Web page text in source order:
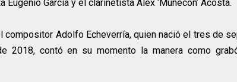
Eugenio García y el clarinetista Alex ‘Muñecón’ Acosta.
compositor Adolfo Echeverría, quien nació el tres de
2018, contó en su momento la manera como